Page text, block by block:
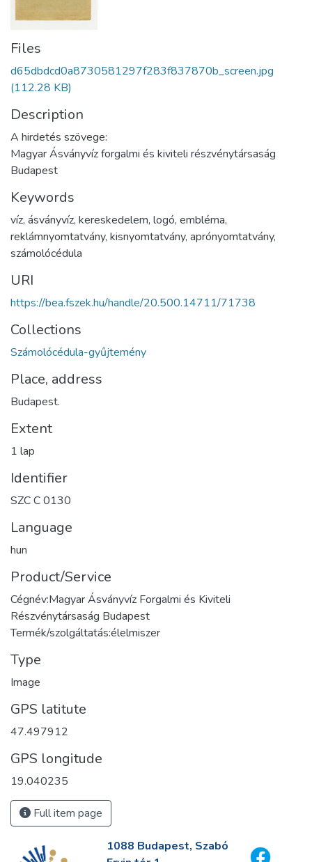
Files
d65dbdcd0a8730581297f283f837870b_screen.jpg
(112.28 KB)
Description
A hirdetés szövege:
Magyar Ásványvíz forgalmi és kiviteli részvénytársaság
Budapest
Keywords
víz, ásványvíz, kereskedelem, logó, embléma,
reklámnyomtatvány, kisnyomtatvány, aprónyomtatvány,
számolócédula
URI
https://bea.fszek.hu/handle/20.500.14711/71738
Collections
Számolócédula-gyűjtemény
Place, address
Budapest.
Extent
1 lap
Identifier
SZC C 0130
Language
hun
Product/Service
Cégnév:Magyar Ásványvíz Forgalmi és Kiviteli
Részvénytársaság Budapest
Termék/szolgáltatás:élelmiszer
Type
Image
GPS latitute
47.497912
GPS longitude
19.040235
Full item page
1088 Budapest, Szabó